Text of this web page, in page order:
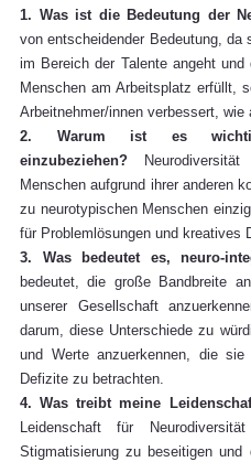
1. Was ist die Bedeutung der
von entscheidender Bedeutung, da
im Bereich der Talente angeht und
Menschen am Arbeitsplatz erfüllt,
Arbeitnehmer/innen verbessert, wie
2. Warum ist es
einzubeziehen?
Menschen aufgrund ihrer anderen
zu neurotypischen Menschen
für Problemlösungen und kreatives
3. Was bedeutet es, neuro-
bedeutet, die große Bandbreite
unserer Gesellschaft
darum, diese Unterschiede zu
und Werte anzuerkennen, die
Defizite zu betrachten.
4. Was treibt meine
Leidenschaft für
Stigmatisierung zu beseitigen